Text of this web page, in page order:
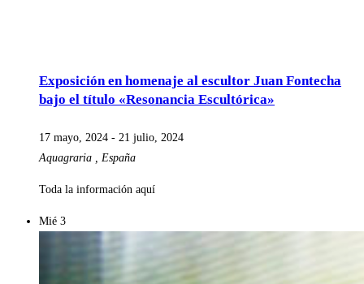
Exposición en homenaje al escultor Juan Fontecha
bajo el título «Resonancia Escultórica»
17 mayo, 2024 - 21 julio, 2024
Aquagraria
, España
Toda la información aquí
Mié 3